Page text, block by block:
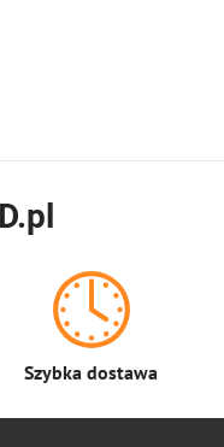
Szybka dostawa